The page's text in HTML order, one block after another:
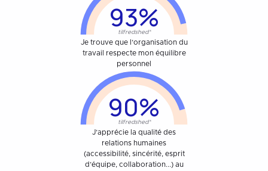
93%
tilfredshed*
Je trouve que l’organisation du
travail respecte mon équilibre
personnel
90%
tilfredshed*
J’apprécie la qualité des
relations humaines
(accessibilité, sincérité, esprit
d’équipe, collaboration...) au